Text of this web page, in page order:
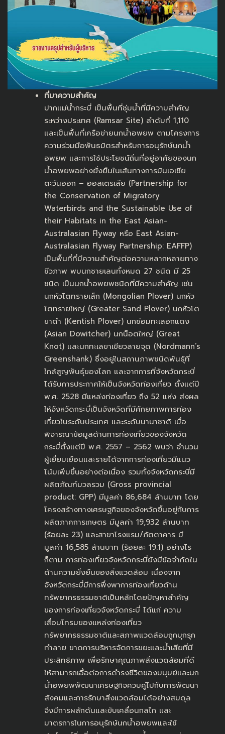
ที่มาความสำคัญ
ปากแม่น้ำกระบี่ เป็นพื้นที่ชุ่มน้ำที่มีความสำคัญ
ระหว่างประเทศ (Ramsar Site) ลำดับที่ 1,110
และเป็นพื้นที่เครือข่ายนกน้ำอพยพ ตามโครงการ
ความร่วมมือพันธมิตรสำหรับการอนุรักษ์นกน้ำ
อพยพ และการใช้ประโยชน์ถิ่นที่อยู่อาศัยของนก
น้ำอพยพอย่างยั่งยืนในเส้นทางการบินเอเชีย
ตะวันออก – ออสเตรเลีย (Partnership for
the Conservation of Migratory
Waterbirds and the Sustainable Use of
their Habitats in the East Asian-
Australasian Flyway หรือ East Asian-
Australasian Flyway Partnership: EAFFP)
เป็นพื้นที่ที่มีความสำคัญต่อความหลากหลายทาง
ชีวภาพ พบนกชายเลนทั้งหมด 27 ชนิด มี 25
ชนิด เป็นนกน้ำอพยพชนิดที่มีความสำคัญ เช่น
นกหัวโตทรายเล็ก (Mongolian Plover) นกหัว
โตทรายใหญ่ (Greater Sand Plover) นกหัวโต
ขาดำ (Kentish Plover) นกซ่อมทะเลอกแดง
(Asian Dowitcher) นกน็อตใหญ่ (Great
Knot) และนกทะเลขาเขียวลายจุด (Nordmann’s
Greenshank) ซึ่งอยู่ในสถานภาพชนิดพันธุ์ที่
ใกล้สูญพันธุ์ของโลก และจากการที่จังหวัดกระบี่
ได้รับการประกาศให้เป็นจังหวัดท่องเที่ยว ตั้งแต่ปี
พ.ศ. 2528 มีแหล่งท่องเที่ยว ถึง 52 แห่ง ส่งผล
ให้จังหวัดกระบี่เป็นจังหวัดที่มีศักยภาพการท่อง
เที่ยวในระดับประเทศ และระดับนานาชาติ เมื่อ
พิจารณาข้อมูลด้านการท่องเที่ยวของจังหวัด
กระบี่ตั้งแต่ปี พ.ศ. 2557 – 2562 พบว่า จำนวน
ผู้เยี่ยมเยือนและรายได้จากการท่องเที่ยวมีแนว
โน้มเพิ่มขึ้นอย่างต่อเนื่อง รวมทั้งจังหวัดกระบี่มี
ผลิตภัณฑ์มวลรวม (Gross provincial
product: GPP) มีมูลค่า 86,684 ล้านบาท โดย
โครงสร้างทางเศรษฐกิจของจังหวัดขึ้นอยู่กับการ
ผลิตภาคการเกษตร มีมูลค่า 19,932 ล้านบาท
(ร้อยละ 23) และสาขาโรงแรม/ภัตตาคาร มี
มูลค่า 16,585 ล้านบาท (ร้อยละ 19.1) อย่างไร
ก็ตาม การท่องเที่ยวจังหวัดกระบี่ยังมีข้อจำกัดใน
ด้านความยั่งยืนของสิ่งแวดล้อม เนื่องจาก
จังหวัดกระบี่มีการพึ่งพาการท่องเที่ยวด้าน
ทรัพยากรธรรมชาติเป็นหลักโดยปัญหาสำคัญ
ของการท่องเที่ยวจังหวัดกระบี่ ได้แก่ ความ
เสื่อมโทรมของแหล่งท่องเที่ยว
ทรัพยากรธรรมชาติและสภาพแวดล้อมถูกบุกรุก
ทำลาย ขาดการบริหารจัดการขยะและน้ำเสียที่มี
ประสิทธิภาพ เพื่อรักษาคุณภาพสิ่งแวดล้อมที่ดี
ให้สามารถเอื้อต่อการดำรงชีวิตของมนุษย์และนก
น้ำอพยพพัฒนาเศรษฐกิจควบคู่ไปกับการพัฒนา
สังคมและการรักษาสิ่งแวดล้อมได้อย่างสมดุล
จึงมีการผลักดันและขับเคลื่อนกลไก และ
มาตรการในการอนุรักษ์นกน้ำอพยพและใช้